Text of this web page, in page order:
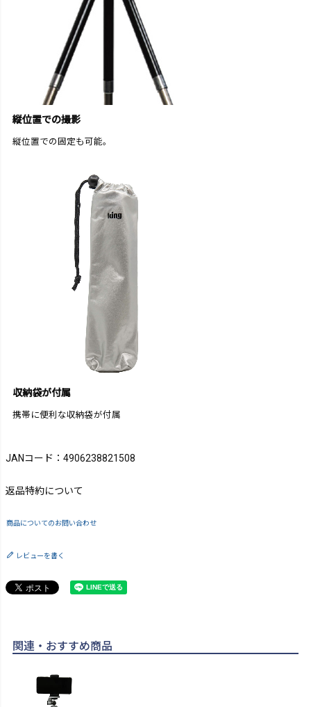
縦位置での撮影
縦位置での固定も可能。
収納袋が付属
携帯に便利な収納袋が付属
JANコード：4906238821508
返品特約について
商品についてのお問い合わせ
レビューを書く
関連・おすすめ商品